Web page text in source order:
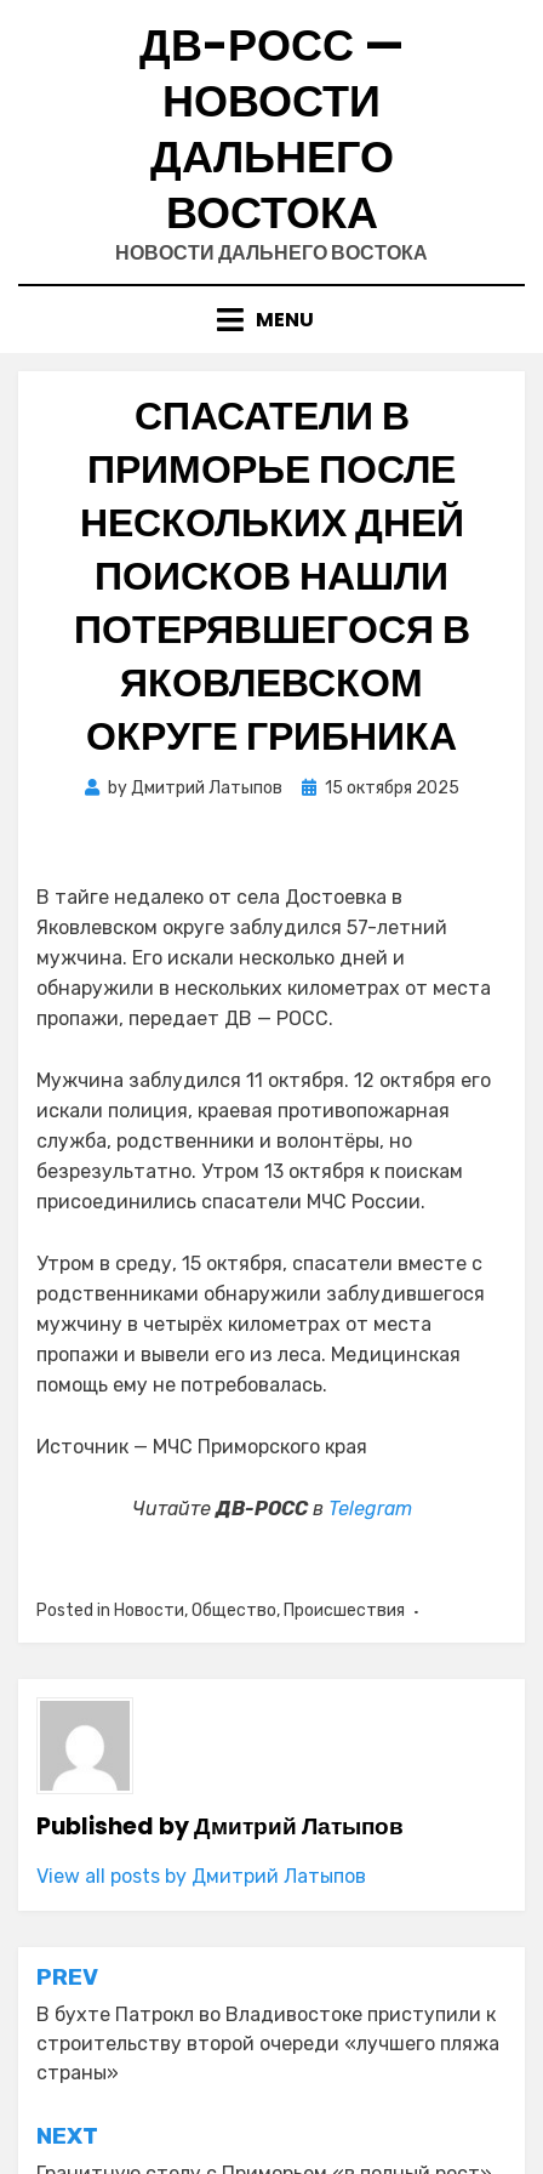
ДВ-РОСС —
НОВОСТИ
ДАЛЬНЕГО
ВОСТОКА
НОВОСТИ ДАЛЬНЕГО ВОСТОКА
MENU
СПАСАТЕЛИ В
ПРИМОРЬЕ ПОСЛЕ
НЕСКОЛЬКИХ ДНЕЙ
ПОИСКОВ НАШЛИ
ПОТЕРЯВШЕГОСЯ В
ЯКОВЛЕВСКОМ
ОКРУГЕ ГРИБНИКА
byДмитрий Латыпов
Posted
15 октября 2025
В тайге недалеко от села Достоевка в
Яковлевском округе заблудился 57-летний
мужчина. Его искали несколько дней и
обнаружили в нескольких километрах от места
пропажи, передает ДВ — РОСС.
Мужчина заблудился 11 октября. 12 октября его
искали полиция, краевая противопожарная
служба, родственники и волонтёры, но
безрезультатно. Утром 13 октября к поискам
присоединились спасатели МЧС России.
Утром в среду, 15 октября, спасатели вместе с
родственниками обнаружили заблудившегося
мужчину в четырёх километрах от места
пропажи и вывели его из леса. Медицинская
помощь ему не потребовалась.
Источник — МЧС Приморского края
ЧитайтеДВ-РОССв Telegram
Posted in Новости,Общество, Происшествия
Published byДмитрий Латыпов
View all posts by Дмитрий Латыпов
Навигация
по
записям
PREV
В бухте Патрокл во Владивостоке приступили к
строительству второй очереди «лучшего пляжа
страны»
NEXT